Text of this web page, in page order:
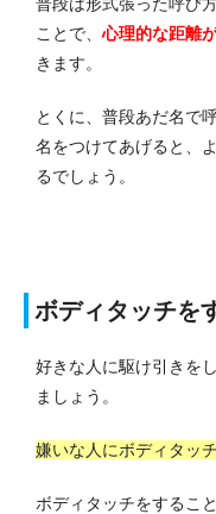
ことで、 心理的な距離
きます。
とくに、普段あだ名で
名をつけてあげると、
るでしょう。
ボディタッチを
好きな人に駆け引きを
ましょう。
嫌いな人にボディタッ
ボディタッチをするこ